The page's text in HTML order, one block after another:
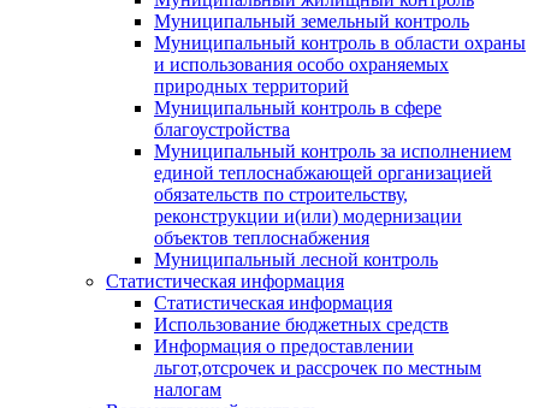
Муниципальный земельный контроль
Муниципальный контроль в области охраны
и использования особо охраняемых
природных территорий
Муниципальный контроль в сфере
благоустройства
Муниципальный контроль за исполнением
единой теплоснабжающей организацией
обязательств по строительству,
реконструкции и(или) модернизации
объектов теплоснабжения
Муниципальный лесной контроль
Статистическая информация
Статистическая информация
Использование бюджетных средств
Информация о предоставлении
льгот,отсрочек и рассрочек по местным
налогам